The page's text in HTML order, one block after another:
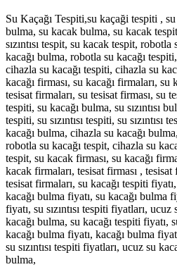
Su Kaçağı Tespiti,su kaçaği tespiti , su
bulma, su kacak bulma, su kacak
sızıntısı tespit, su kacak tespit,
kacağı bulma, robotla su kacağı
cihazla su kacağı tespiti, cihazla su
kacağı firması, su kacağı firmaları, su
tesisat firmaları, su tesisat firması, su
tespiti, su kacağı bulma, su sızıntısı
tespiti, su sızıntısı tespiti, su
kacağı bulma, cihazla su kacağı
robotla su kacağı tespit, cihazla su
tespit, su kacak firması, su kacağı
kacak firmaları, tesisat firması , tesisat
tesisat firmaları, su kacağı tespiti
kacağı bulma fiyatı, su kacağı bulma
fiyatı, su sızıntısı tespiti fiyatları,
kacağı bulma, su kacağı tespiti fiyatı,
kacağı bulma fiyatı, kacağı bulma
su sızıntısı tespiti fiyatları, ucuz su
bulma,